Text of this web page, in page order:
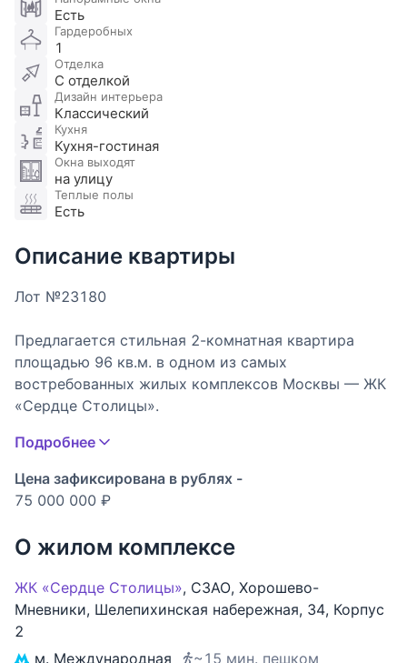
Есть
Гардеробных
1
Отделка
С отделкой
Дизайн интерьера
Классический
Кухня
Кухня-гостиная
Окна выходят
на улицу
Теплые полы
Есть
Описание квартиры
Лот №23180
Предлагается стильная 2-комнатная квартира
площадью 96 кв.м. в одном из самых
востребованных жилых комплексов Москвы — ЖК
«Сердце Столицы».
Это пространство создано для тех, кто ценит
современную эстетику, комфорт и продуманные
решения, позволяющие наслаждаться каждым
Интерьер квартиры наполнен мягким
естественным светом и создаёт атмосферу
спокойствия и уюта. Модульный паркет придаёт
пространству благородство, а мраморные детали
Подробнее
Цена зафиксирована в рублях -
75 000 000 ₽
О жилом комплексе
ЖК «Сердце Столицы», СЗАО, Хорошево-
Мневники, Шелепихинская набережная, 34, Корпус
2
м. Международная
~15 мин. пешком